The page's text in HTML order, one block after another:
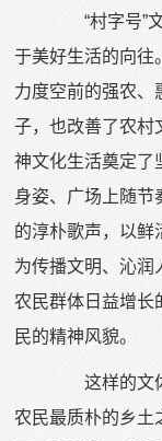
“村字号”文
于美好生活的向往
力度空前的强农、
子，也改善了农村
神文化生活奠定了
身姿、广场上随节
的淳朴歌声，以鲜
为传播文明、沁润
农民群体日益增长
民的精神风貌。
这样的文体
农民最质朴的乡土